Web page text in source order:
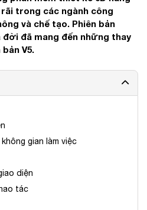
trong các ngành công
và chế tạo. Phiên bản
đời đã mang đến những thay
V5.
gian làm việc
diện
tác